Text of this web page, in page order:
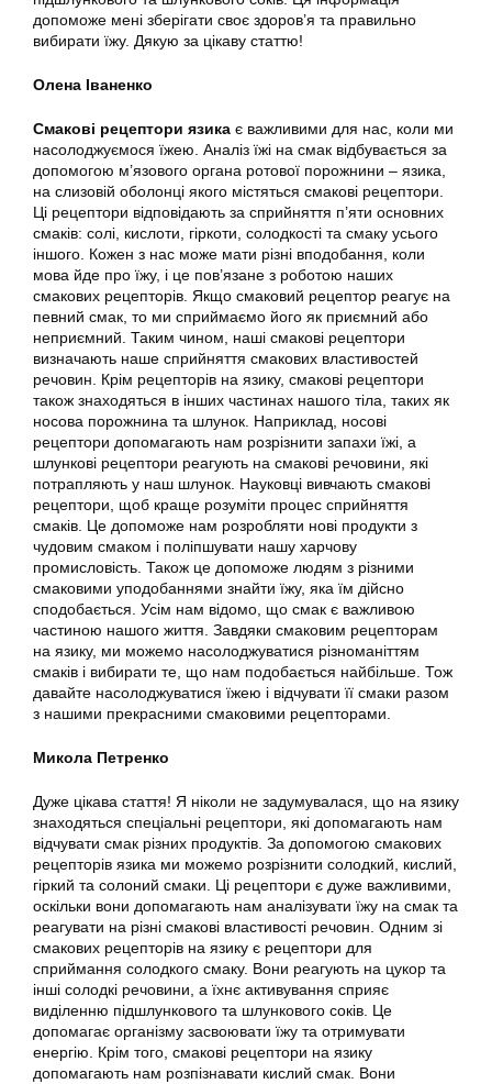
допоможе мені зберігати своє здоров’я та правильно
вибирати їжу. Дякую за цікаву статтю!
Олена Іваненко
Смакові рецептори язика є важливими для нас, коли ми
насолоджуємося їжею. Аналіз їжі на смак відбувається за
допомогою м’язового органа ротової порожнини – язика,
на слизовій оболонці якого містяться смакові рецептори.
Ці рецептори відповідають за сприйняття п’яти основних
смаків: солі, кислоти, гіркоти, солодкості та смаку усього
іншого. Кожен з нас може мати різні вподобання, коли
мова йде про їжу, і це пов’язане з роботою наших
смакових рецепторів. Якщо смаковий рецептор реагує на
певний смак, то ми сприймаємо його як приємний або
неприємний. Таким чином, наші смакові рецептори
визначають наше сприйняття смакових властивостей
речовин. Крім рецепторів на язику, смакові рецептори
також знаходяться в інших частинах нашого тіла, таких як
носова порожнина та шлунок. Наприклад, носові
рецептори допомагають нам розрізнити запахи їжі, а
шлункові рецептори реагують на смакові речовини, які
потрапляють у наш шлунок. Науковці вивчають смакові
рецептори, щоб краще розуміти процес сприйняття
смаків. Це допоможе нам розробляти нові продукти з
чудовим смаком і поліпшувати нашу харчову
промисловість. Також це допоможе людям з різними
смаковими уподобаннями знайти їжу, яка їм дійсно
сподобається. Усім нам відомо, що смак є важливою
частиною нашого життя. Завдяки смаковим рецепторам
на язику, ми можемо насолоджуватися різноманіттям
смаків і вибирати те, що нам подобається найбільше. Тож
давайте насолоджуватися їжею і відчувати її смаки разом
з нашими прекрасними смаковими рецепторами.
Микола Петренко
Дуже цікава стаття! Я ніколи не задумувалася, що на язику
знаходяться спеціальні рецептори, які допомагають нам
відчувати смак різних продуктів. За допомогою смакових
рецепторів язика ми можемо розрізнити солодкий, кислий,
гіркий та солоний смаки. Ці рецептори є дуже важливими,
оскільки вони допомагають нам аналізувати їжу на смак та
реагувати на різні смакові властивості речовин. Одним зі
смакових рецепторів на язику є рецептори для
сприймання солодкого смаку. Вони реагують на цукор та
інші солодкі речовини, а їхнє активування сприяє
виділенню підшлункового та шлункового соків. Це
допомагає організму засвоювати їжу та отримувати
енергію. Крім того, смакові рецептори на язику
допомагають нам розпізнавати кислий смак. Вони